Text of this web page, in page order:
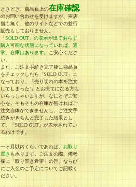
ときどき、商品頁上の在庫確認
のお問い合わせを受けますが、実店
舗も無く、他のサイトなどでの並行
販売もしておりません。
「SOLD OUT」の表示が出ておらず
購入可能な状態になっていれば、通
常、在庫はあります。
ご安心くださ
い。
また、ご注文手続き完了後に商品頁
をチェックしたら「SOLD OUT」に
なっており、「売り切れの本を注文
してしまった!」とお慌てになる方も
いらっしゃいますが、なにとぞご安
心を。そもそもの在庫が無ければご
注文自体ができませんし、ご注文手
続きがきちんと完了した結果とし
て、「SOLD OUT」が表示されてい
るわけです。
一ヶ月以内くらいであれば、 お取り
置き も承ります。ご注文の際、備考
欄に「取り置き希望」の旨、ならび
にご入金のご予定についてご記載く
ださい。